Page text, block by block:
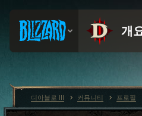
디아블로 III 커뮤니티 프로필